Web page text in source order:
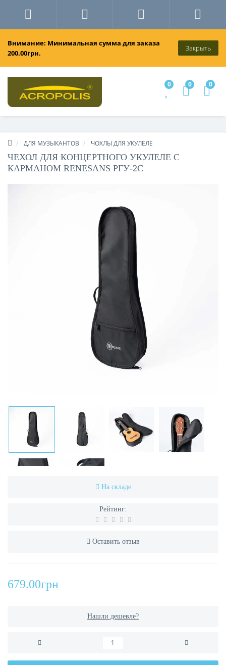
Внимание: Минимальная сумма для заказа
200.00грн.
Закрыть
0 0 0
ДЛЯ МУЗЫКАНТОВ ЧОХЛЫ ДЛЯ УКУЛЕЛЕ
ЧЕХОЛ ДЛЯ КОНЦЕРТНОГО УКУЛЕЛЕ С
КАРМАНОМ RENESANS РГУ-2С
На складе
Рейтинг:
Оставить отзыв
679.00грн
Нашли дешевле?